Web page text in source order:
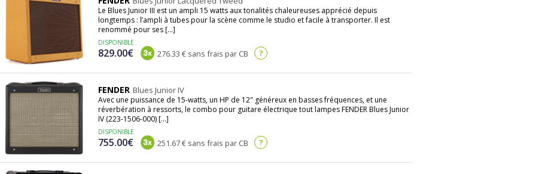
Le Blues Junior III est un ampli 15 watts aux tonalités chaleureuses apprécié depuis
longtemps : l’ampli à tubes pour la scène comme le studio et facile à transporter. Il est
renommé pour ses [...]
DISPONIBLE
829.00€ 276.33 € sans frais par CB ?
FENDER Blues Junior IV
Avec une puissance de 15-watts, un HP de 12" généreux en basses fréquences, et une
réverbération à ressorts, le combo pour guitare électrique tout lampes FENDER Blues Junior
IV (223-1506-000) [...]
DISPONIBLE
755.00€ 251.67 € sans frais par CB ?